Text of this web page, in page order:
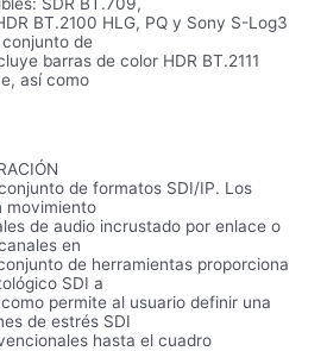
BT.2100 HLG, PQ y Sony S-Log3
de
barras de color HDR BT.2111
así como
de formatos SDI/IP. Los
movimiento
de audio incrustado por enlace o
en
de herramientas proporciona
SDI a
permite al usuario definir una
de estrés SDI
hasta el cuadro